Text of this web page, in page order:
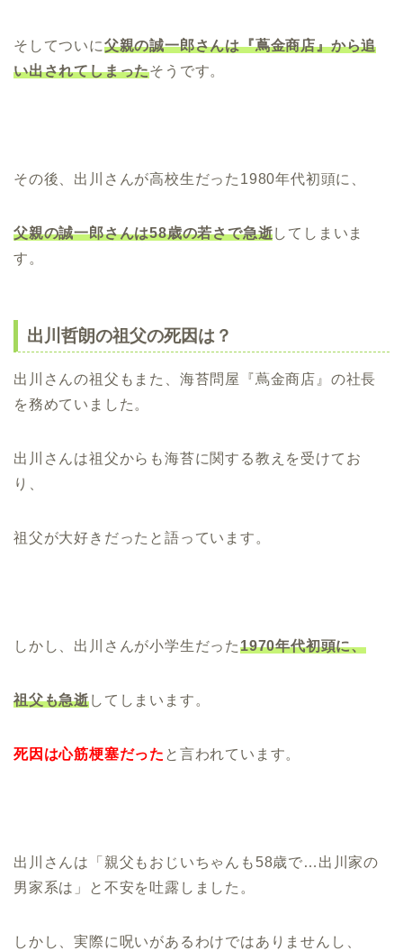
そしてついに父親の誠一郎さんは『蔦金商店』から追
い出されてしまったそうです。
その後、出川さんが高校生だった1980年代初頭に、
父親の誠一郎さんは58歳の若さで急逝してしまいま
す。
出川哲朗の祖父の死因は？
出川さんの祖父もまた、海苔問屋『蔦金商店』の社長
を務めていました。
出川さんは祖父からも海苔に関する教えを受けてお
り、
祖父が大好きだったと語っています。
しかし、出川さんが小学生だった1970年代初頭に、
祖父も急逝してしまいます。
死因は心筋梗塞だった と言われています。
出川さんは「親父もおじいちゃんも58歳で…出川家の
男家系は」と不安を吐露しました。
しかし、実際に呪いがあるわけではありませんし、